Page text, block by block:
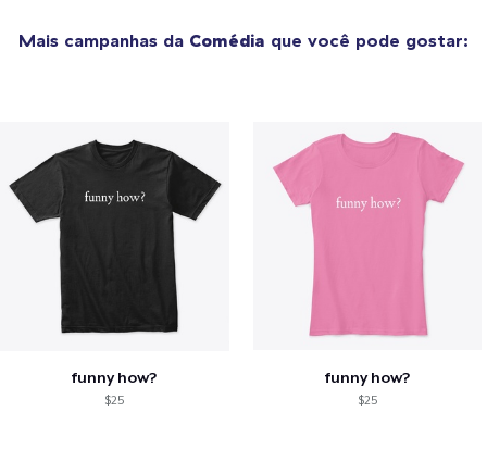
Mais campanhas da Comédia que você pode gostar:
funny how?
$25
funny how?
$25